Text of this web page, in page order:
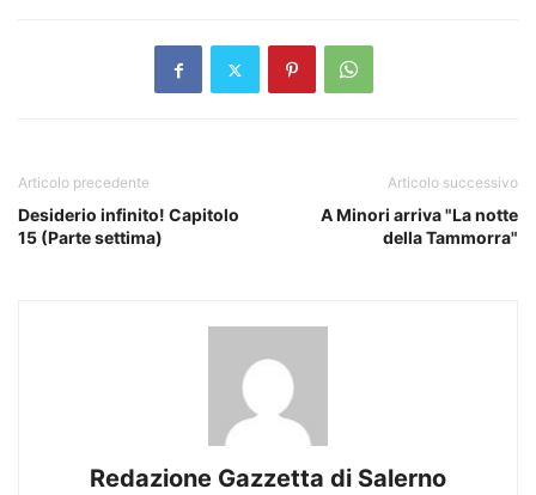
Articolo precedente
Desiderio infinito! Capitolo
15 (Parte settima)
Articolo successivo
A Minori arriva "La notte
della Tammorra"
Redazione Gazzetta di Salerno